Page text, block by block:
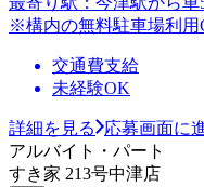
※構内の無料駐車場利用
交通費支給
未経験OK
詳細を見る
応募画面に
アルバイト・パート
すき家 213号中津店